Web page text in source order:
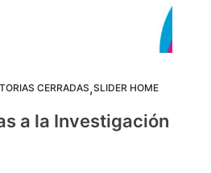
CERRADAS,SLIDER HOME
a la Investigación